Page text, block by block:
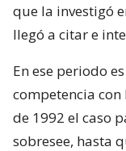
que la investigó
llegó a citar e
En ese periodo
competencia
de 1992 el caso
sobresee, hasta